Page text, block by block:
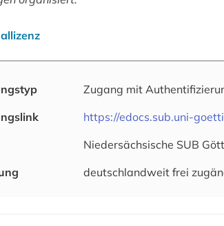
Zugang mit
https://edocs.sub.uni-
Niedersächsische SUB
deutschlandweit frei